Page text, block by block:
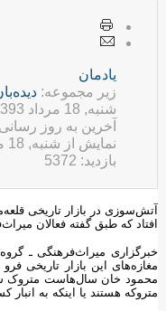
يادمان
زیر مجموعه:
شنبه, 18 مرداد 1393 10:39
آخرین به روز رسانی در سه
نمایش از شنبه, 18 مرداد 1393 10:39
بازدید: 5372
آتش‌سوزی در بازار تاریخی
افتاد که طبق گفته فعالان میراث‌فرهنگی
خبرگزاری میراث‌فرهنگی ـ
مغازه‌های این بازار تاریخی
متروکه هستند یا اینکه به انبار